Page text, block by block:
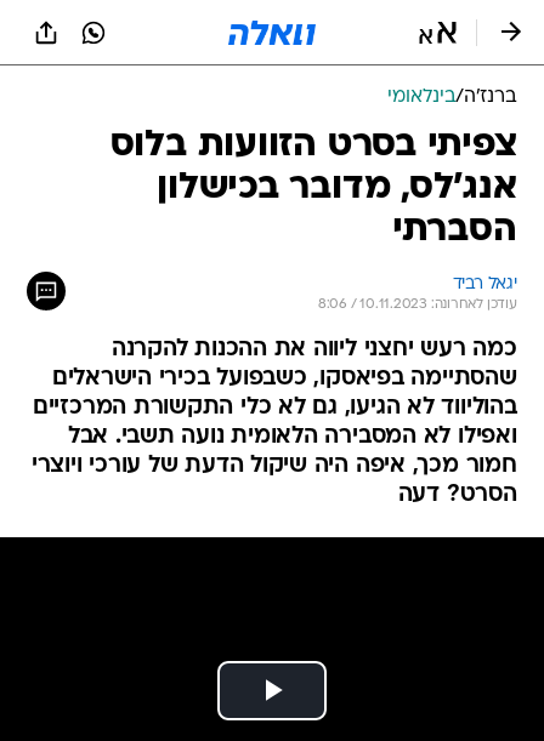
ברנז'ה/בינלאומי
צפיתי בסרט הזוועות בלוס
אנג'לס, מדובר בכישלון
הסברתי
יגאל רביד
עודכן לאחרונה: 10.11.2023 / 8:06
כמה רעש יחצני ליווה את ההכנות להקרנה
שהסתיימה בפיאסקו, כשבפועל בכירי הישראלים
בהוליווד לא הגיעו, גם לא כלי התקשורת המרכזיים
ואפילו לא המסבירה הלאומית נועה תשבי. אבל
חמור מכך, איפה היה שיקול הדעת של עורכי ויוצרי
הסרט? דעה